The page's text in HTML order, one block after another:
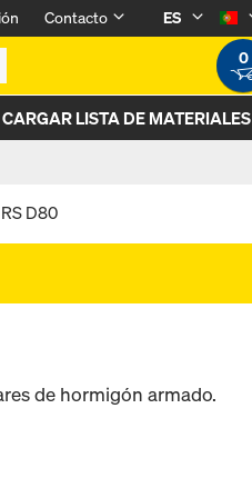
Contacto
ES
0
CARGAR LISTA DE MATERIALES
D80
de hormigón armado.